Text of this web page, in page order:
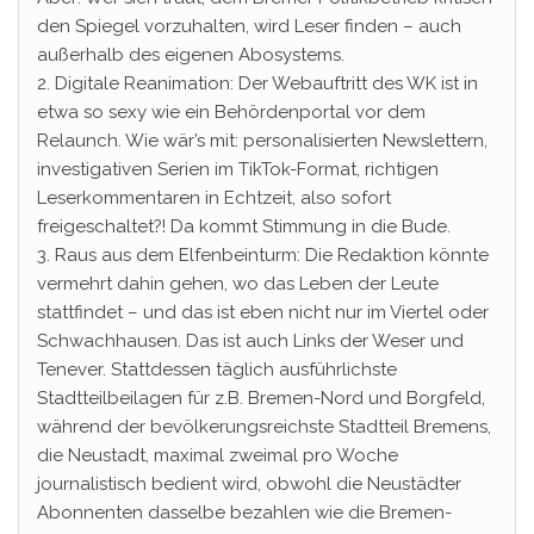
den Spiegel vorzuhalten, wird Leser finden – auch
außerhalb des eigenen Abosystems.
2. Digitale Reanimation: Der Webauftritt des WK ist in
etwa so sexy wie ein Behördenportal vor dem
Relaunch. Wie wär’s mit: personalisierten Newslettern,
investigativen Serien im TikTok-Format, richtigen
Leserkommentaren in Echtzeit, also sofort
freigeschaltet?! Da kommt Stimmung in die Bude.
3. Raus aus dem Elfenbeinturm: Die Redaktion könnte
vermehrt dahin gehen, wo das Leben der Leute
stattfindet – und das ist eben nicht nur im Viertel oder
Schwachhausen. Das ist auch Links der Weser und
Tenever. Stattdessen täglich ausführlichste
Stadtteilbeilagen für z.B. Bremen-Nord und Borgfeld,
während der bevölkerungsreichste Stadtteil Bremens,
die Neustadt, maximal zweimal pro Woche
journalistisch bedient wird, obwohl die Neustädter
Abonnenten dasselbe bezahlen wie die Bremen-